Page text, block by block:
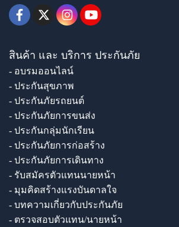
สินค้า และ บริการ ประกันภัย
- อบรมออนไลน์
- ประกันสุขภาพ
- ประกันภัยรถยนต์
- ประกันภัยการขนส่ง
- ประกันกลุ่มนักเรียน
- ประกันภัยการก่อสร้าง
- ประกันภัยการเดินทาง
- รับสมัครตัวแทนนายหน้า
- มุมคิดสร้างแรงบันดาลใจ
- บทความเกี่ยวกับประกันภัย
- ตรวจสอบตัวแทน/นายหน้า